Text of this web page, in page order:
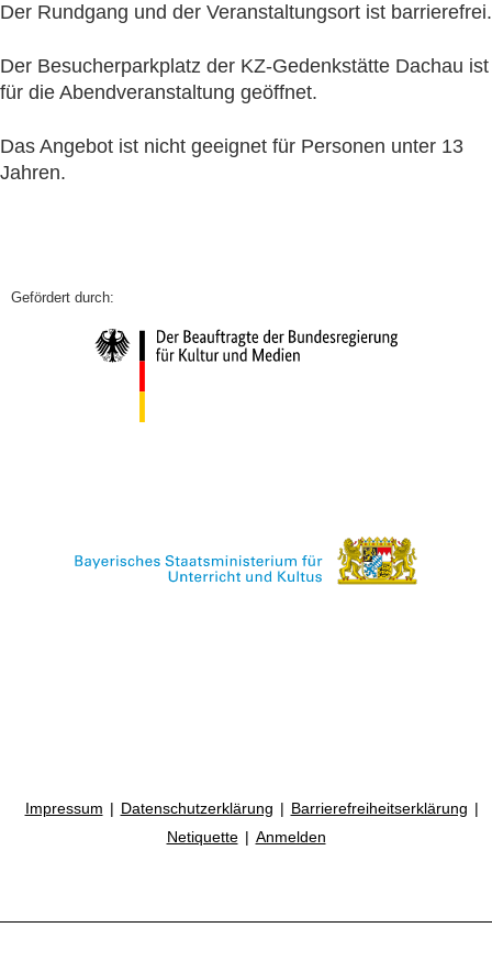
Der Rundgang und der Veranstaltungsort ist barrierefrei.
Der Besucherparkplatz der KZ-Gedenkstätte Dachau ist
für die Abendveranstaltung geöffnet.
Das Angebot ist nicht geeignet für Personen unter 13
Jahren.
Impressum Datenschutzerklärung
Barrierefreiheitserklärung
Netiquette
Anmelden